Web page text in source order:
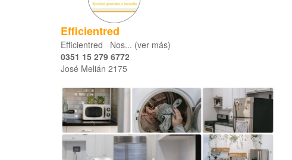
Efficientred
Efficientred Nos... (ver más)
0351 15 279 6772
José Melián 2175